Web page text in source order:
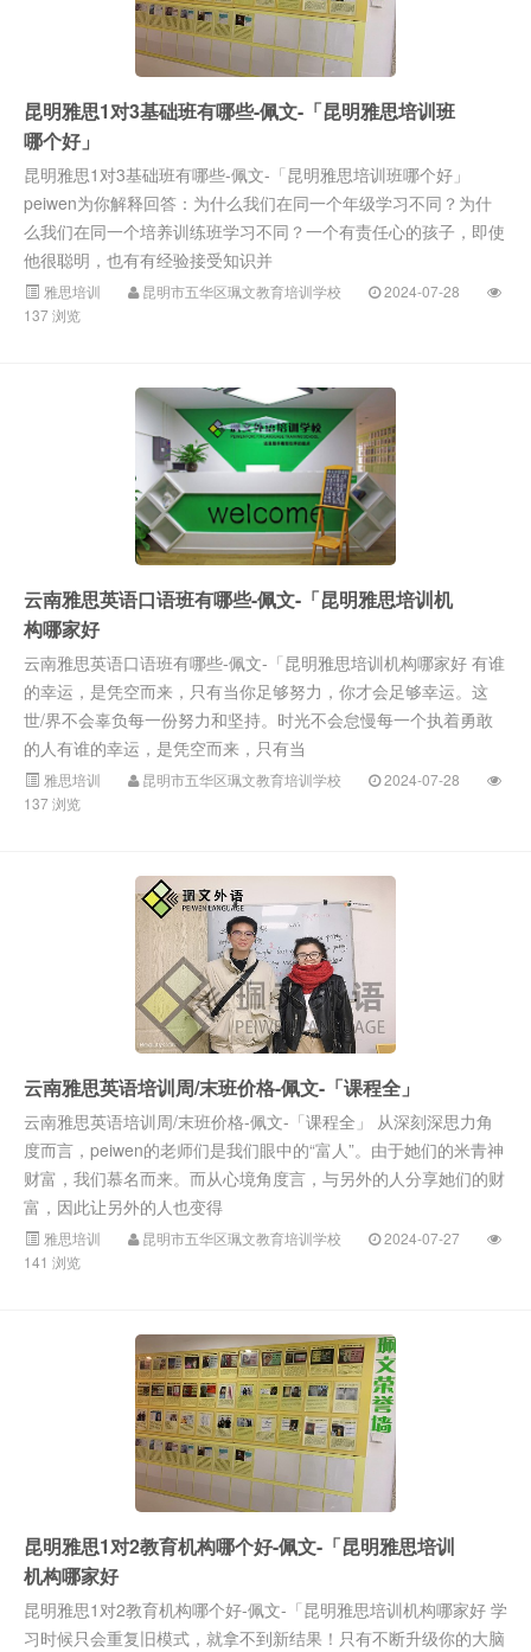
昆明雅思1对3基础班有哪些-佩文-「昆明雅思培训班
哪个好」
昆明雅思1对3基础班有哪些-佩文-「昆明雅思培训班哪个好」
peiwen为你解释回答：为什么我们在同一个年级学习不同？为什
么我们在同一个培养训练班学习不同？一个有责任心的孩子，即使
他很聪明，也有有经验接受知识并
雅思培训 昆明市五华区珮文教育培训学校
2024-07-28
137 浏览
云南雅思英语口语班有哪些-佩文-「昆明雅思培训机
构哪家好
云南雅思英语口语班有哪些-佩文-「昆明雅思培训机构哪家好 有谁
的幸运，是凭空而来，只有当你足够努力，你才会足够幸运。这
世/界不会辜负每一份努力和坚持。时光不会怠慢每一个执着勇敢
的人有谁的幸运，是凭空而来，只有当
雅思培训 昆明市五华区珮文教育培训学校
2024-07-28
137 浏览
云南雅思英语培训周/末班价格-佩文-「课程全」
云南雅思英语培训周/末班价格-佩文-「课程全」 从深刻深思力角
度而言，peiwen的老师们是我们眼中的“富人”。由于她们的米青神
财富，我们慕名而来。而从心境角度言，与另外的人分享她们的财
富，因此让另外的人也变得
雅思培训 昆明市五华区珮文教育培训学校
2024-07-27
141 浏览
昆明雅思1对2教育机构哪个好-佩文-「昆明雅思培训
机构哪家好
昆明雅思1对2教育机构哪个好-佩文-「昆明雅思培训机构哪家好 学
习时候只会重复旧模式，就拿不到新结果！只有不断升级你的大脑